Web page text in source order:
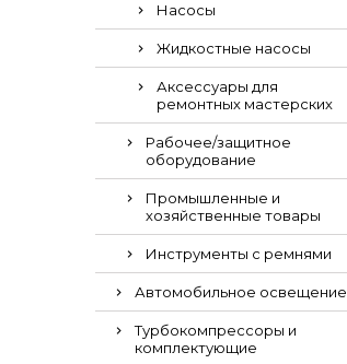
Насосы
Жидкостные насосы
Аксессуары для
ремонтных мастерских
Рабочее/защитное
оборудование
Промышленные и
хозяйственные товары
Инструменты с ремнями
Автомобильное освещение
Турбокомпрессоры и
комплектующие